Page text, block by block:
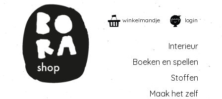
winkelmandje login
Interieur
Boeken en spellen
Stoffen
Maak het zelf